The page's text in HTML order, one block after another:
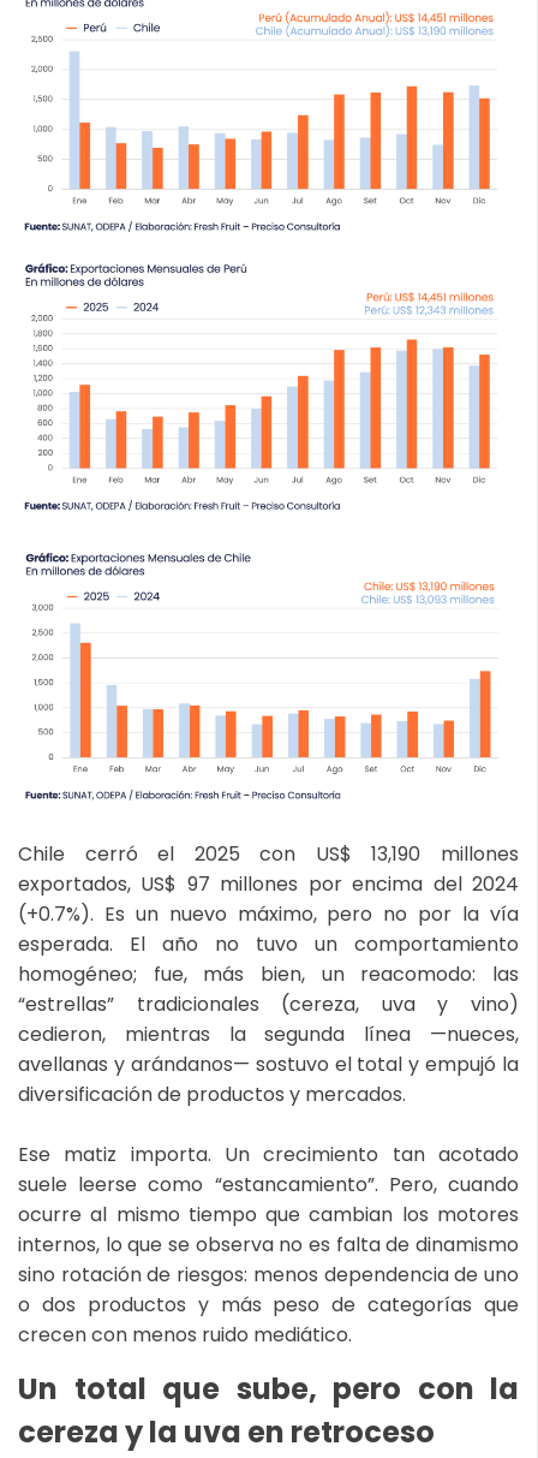
Chile cerró el 2025 con US$ 13,190 millones
exportados, US$ 97 millones por encima del 2024
(+0.7%). Es un nuevo máximo, pero no por la vía
esperada. El año no tuvo un comportamiento
homogéneo; fue, más bien, un reacomodo: las
“estrellas” tradicionales (cereza, uva y vino)
cedieron, mientras la segunda línea —nueces,
avellanas y arándanos— sostuvo el total y empujó la
diversificación de productos y mercados.
Ese matiz importa. Un crecimiento tan acotado
suele leerse como “estancamiento”. Pero, cuando
ocurre al mismo tiempo que cambian los motores
internos, lo que se observa no es falta de dinamismo
sino rotación de riesgos: menos dependencia de uno
o dos productos y más peso de categorías que
crecen con menos ruido mediático.
Un total que sube, pero con la
cereza y la uva en retroceso